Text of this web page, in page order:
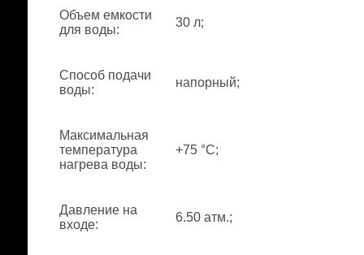
Объем емкости
для воды:
30 л;
Способ подачи
воды:
напорный;
Максимальная
температура
нагрева воды:
+75 °С;
Давление на
входе:
6.50 атм.;